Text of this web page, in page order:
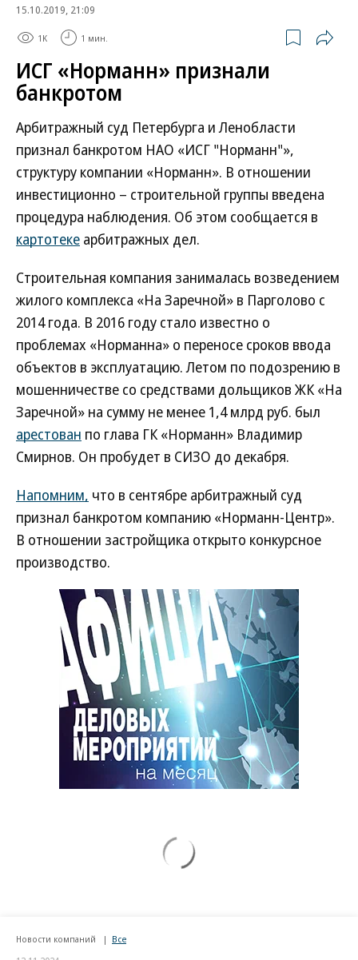
15.10.2019, 21:09
1K 1 мин.
ИСГ «Норманн» признали
банкротом
Арбитражный суд Петербурга и Ленобласти
признал банкротом НАО «ИСГ "Норманн"»,
структуру компании «Норманн». В отношении
инвестиционно – строительной группы введена
процедура наблюдения. Об этом сообщается в
картотеке арбитражных дел.
Строительная компания занималась возведением
жилого комплекса «На Заречной» в Парголово с
2014 года. В 2016 году стало известно о
проблемах «Норманна» о переносе сроков ввода
объектов в эксплуатацию. Летом по подозрению в
мошенничестве со средствами дольщиков ЖК «На
Заречной» на сумму не менее 1,4 млрд руб. был
арестован по глава ГК «Норманн» Владимир
Смирнов. Он пробудет в СИЗО до декабря.
Напомним, что в сентябре арбитражный суд
признал банкротом компанию «Норманн-Центр».
В отношении застройщика открыто конкурсное
производство.
Новости компаний Все